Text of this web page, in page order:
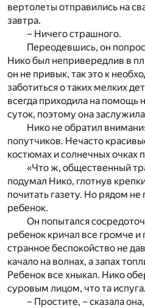
вертолеты отправились на
завтра.
– Ничего страшного.
Переодевшись, он
Нико был непривередлив в
он не привык, так это к
заботиться о таких мелких
всегда приходила на помощь
суток, поэтому она
Нико не обратил
попутчиков. Нечасто
костюмах и солнечных очках
«Что ж, общественный
подумал Нико, глотнув
почитать газету. Но рядом не
ребенок.
Он попытался
ребенок кричал все громче и
странное беспокойство не
качало на волнах, а запах
Ребенок все хныкал. Нико
суровым лицом, что та
– Простите, – сказала